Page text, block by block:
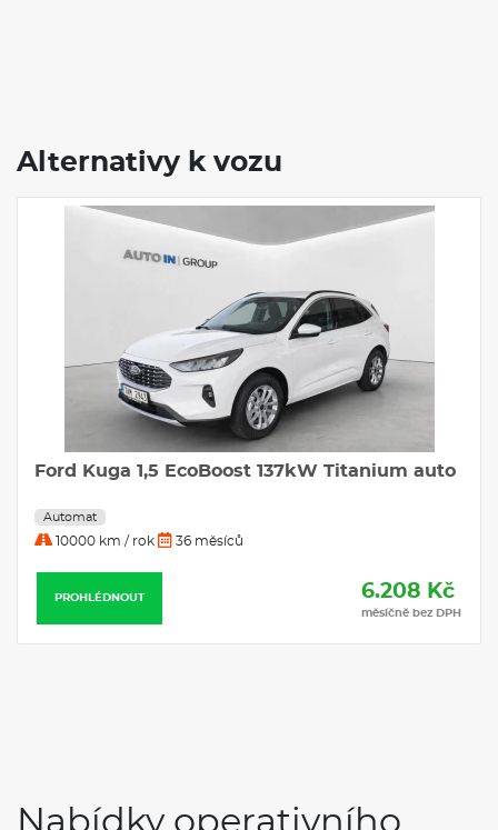
Alternativy k vozu
Ford Kuga 1,5 EcoBoost 137kW Titanium auto
Automat
10000 km / rok 36 měsíců
PROHLÉDNOUT 6.208 Kč
měsíčně bez DPH
Nabídky operativního